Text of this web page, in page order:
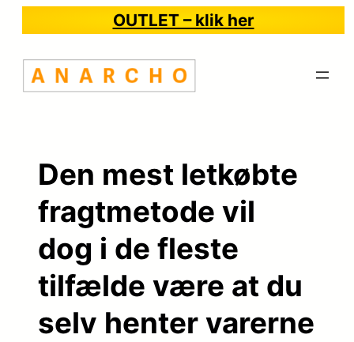
indhold
OUTLET – klik her
Den mest letkøbte
fragtmetode vil
dog i de fleste
tilfælde være at du
selv henter varerne